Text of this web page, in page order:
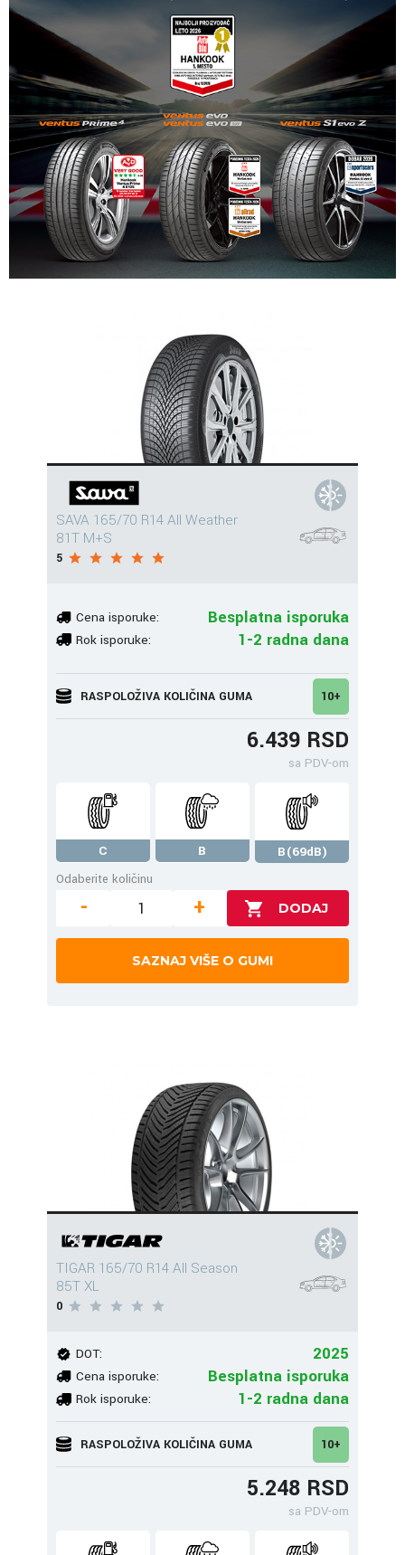
SAVA 165/70 R14 All Weather
81T M+S
5
Cena isporuke: Besplatna isporuka
Rok isporuke: 1-2 radna dana
RASPOLOŽIVA KOLIČINA GUMA 10+
6.439 RSD
sa PDV-om
C B
B(69dB)
Odaberite količinu
- +
SAZNAJ VIŠE O GUMI
TIGAR 165/70 R14 All Season
85T XL
0
DOT: 2025
Cena isporuke: Besplatna isporuka
Rok isporuke: 1-2 radna dana
RASPOLOŽIVA KOLIČINA GUMA 10+
5.248 RSD
sa PDV-om